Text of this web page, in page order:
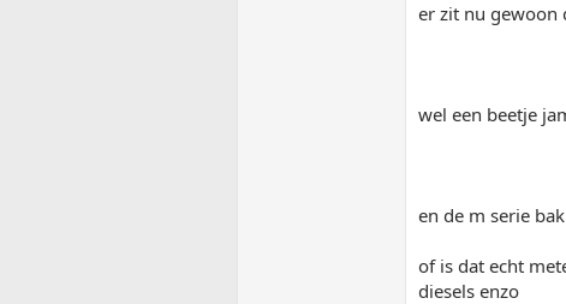
er zit nu gewoon
wel een beetje
en de m serie
of is dat echt
diesels enzo